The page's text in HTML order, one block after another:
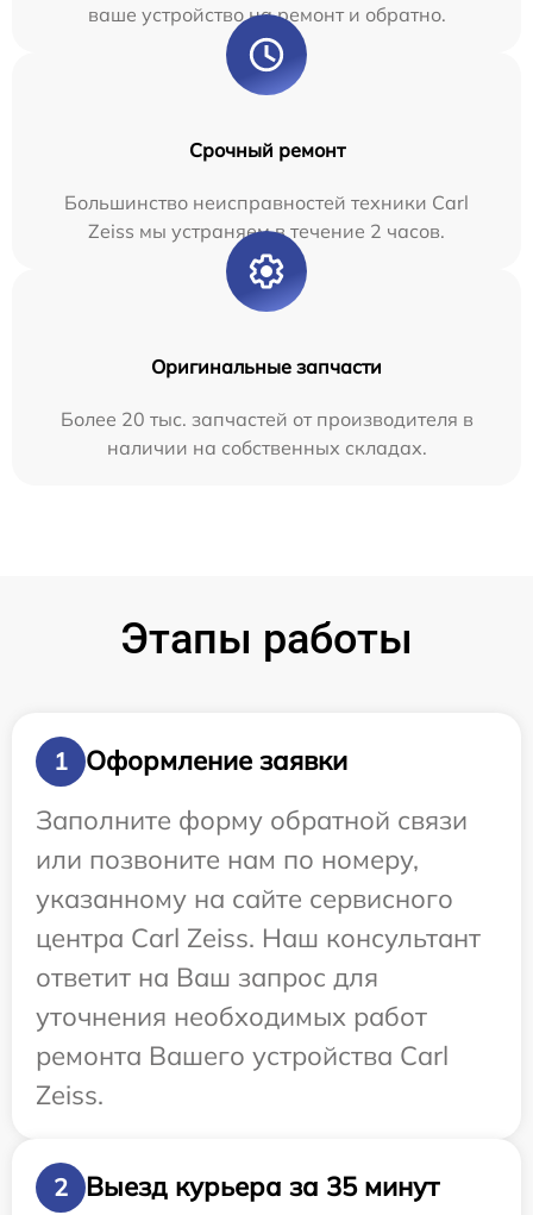
ваше устройство на ремонт и обратно.
Срочный ремонт
Большинство неисправностей техники Carl
Zeiss мы устраняем в течение 2 часов.
Оригинальные запчасти
Более 20 тыс. запчастей от производителя в
наличии на собственных складах.
Этапы работы
1
Оформление заявки
Заполните форму обратной связи
или позвоните нам по номеру,
указанному на сайте сервисного
центра Carl Zeiss. Наш консультант
ответит на Ваш запрос для
уточнения необходимых работ
ремонта Вашего устройства Carl
Zeiss.
2 Выезд курьера за 35 минут